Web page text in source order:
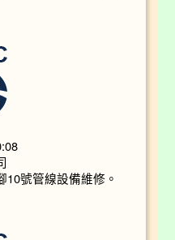
10號管線設備維修。